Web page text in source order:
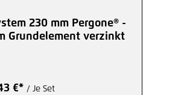
230 mm Pergone® -
Grundelement verzinkt
€* / Je Set